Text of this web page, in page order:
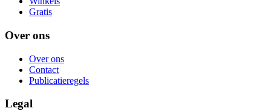
Gratis
Over ons
Over ons
Contact
Publicatieregels
Legal